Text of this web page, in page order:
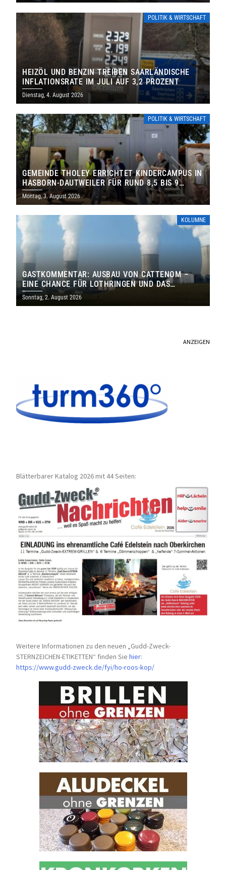
POLITIK & WIRTSCHAFT
HEIZÖL UND BENZIN TREIBEN SAARLÄNDISCHE
INFLATIONSRATE IM JULI AUF 3,2 PROZENT
Dienstag, 4. August 2026
POLITIK & WIRTSCHAFT
GEMEINDE THOLEY ERRICHTET KINDERCAMPUS IN
HASBORN-DAUTWEILER FÜR RUND 8,5 BIS 9
MILLIONEN EURO
Montag, 3. August 2026
KOLUMNE
GASTKOMMENTAR: AUSBAU VON CATTENOM –
EINE CHANCE FÜR LOTHRINGEN UND DAS
SAARLAND
Sonntag, 2. August 2026
ANZEIGEN
Blätterbarer Katalog 2026 mit 44 Seiten:
Weitere Informationen zu den neuen „Gudd-Zweck-
STERNZEICHEN-ETIKETTEN“ finden Siehier:
https://www.gudd-zweck.de/fyi/ho-roos-kop/